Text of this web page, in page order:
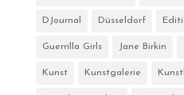
DJournal Düsseldorf
Guerrilla Girls Jane Birkin
Kunst Kunstgalerie